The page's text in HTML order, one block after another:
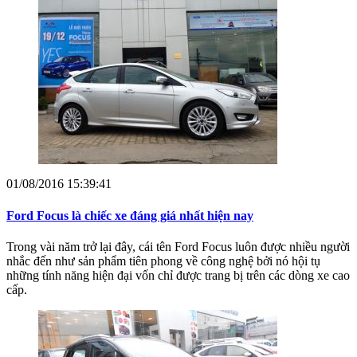
01/08/2016 15:39:41
Ford Focus là chiếc xe đáng giá nhất hiện nay
Trong vài năm trở lại đây, cái tên Ford Focus luôn được nhiều người
nhắc đến như sản phẩm tiên phong về công nghệ bởi nó hội tụ
những tính năng hiện đại vốn chỉ được trang bị trên các dòng xe cao
cấp.